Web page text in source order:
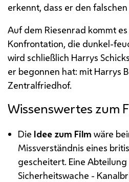
erkennt, dass er den
Auf dem Riesenrad kommt
Konfrontation, die dunkel-
wird schließlich Harrys
er begonnen hat: mit Harrys
Zentralfriedhof.
Wissenswertes zum
Die Idee zum Film wäre
Missverständnis eines
gescheitert. Eine
Sicherheitswache -